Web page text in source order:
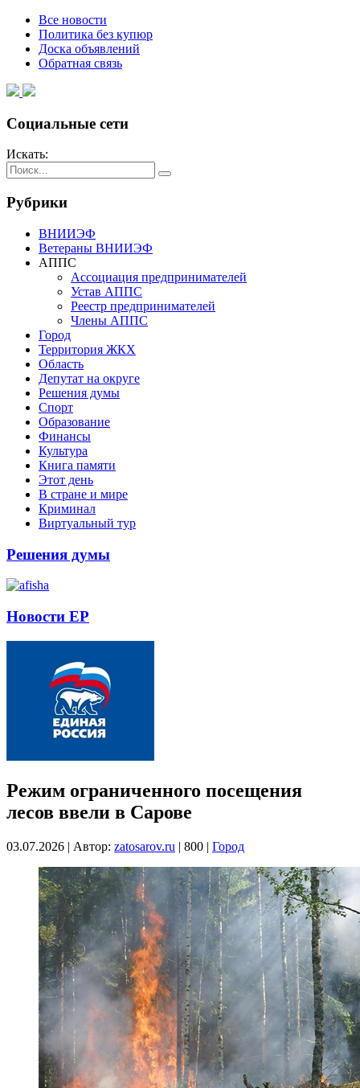
Все новости
Политика без купюр
Доска объявлений
Обратная связь
Социальные сети
Искать:
Рубрики
ВНИИЭФ
Ветераны ВНИИЭФ
АППС
Ассоциация предпринимателей
Устав АППС
Реестр предпринимателей
Члены АППС
Город
Территория ЖКХ
Область
Депутат на округе
Решения думы
Спорт
Образование
Финансы
Культура
Книга памяти
Этот день
В стране и мире
Криминал
Виртуальный тур
Решения думы
Новости ЕР
Режим ограниченного посещения
лесов ввели в Сарове
03.07.2026 | Автор: zatosarov.ru | 800 | Город